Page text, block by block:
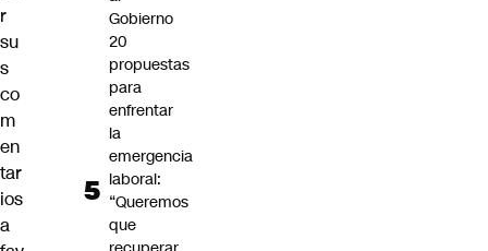
r
su
s
co
m
en
tar
ios
a
Gobierno
20
propuestas
para
enfrentar
la
emergencia
laboral:
“Queremos
que